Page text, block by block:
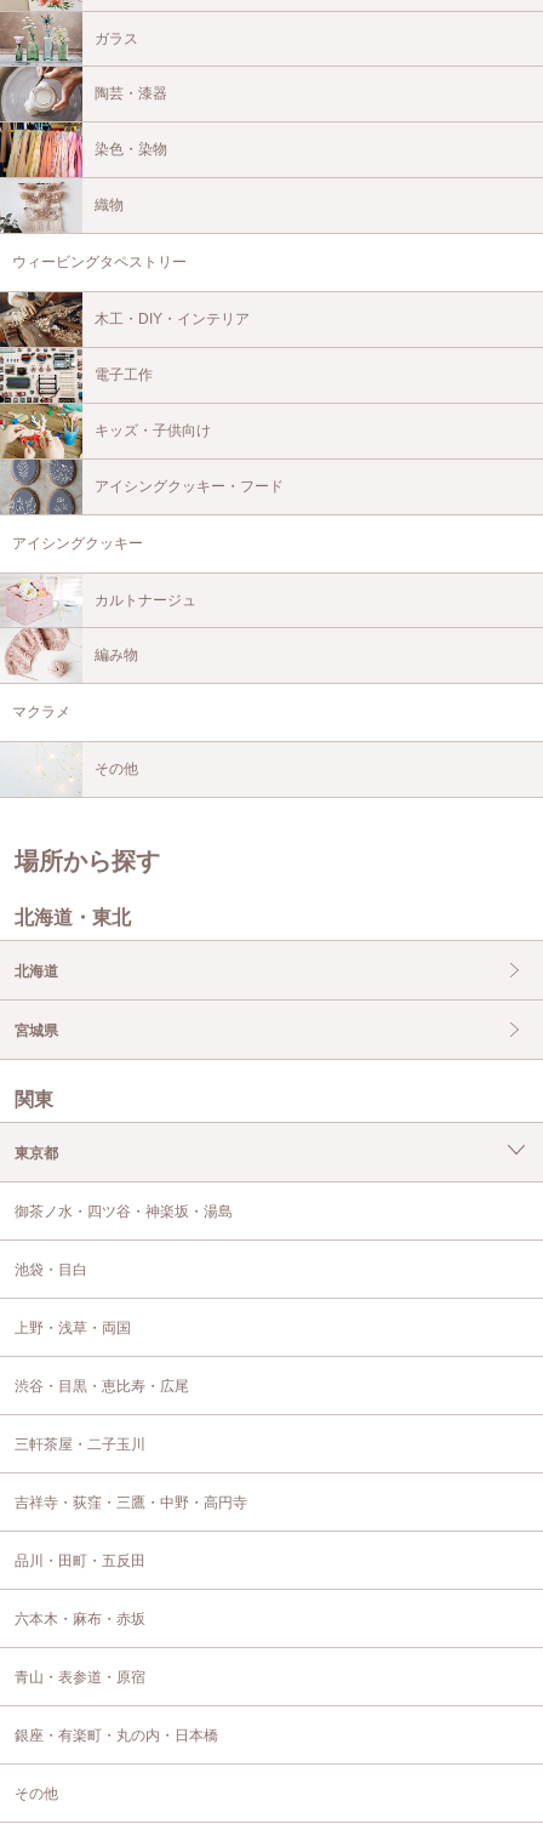
ガラス
陶芸・漆器
染色・染物
織物
ウィービングタペストリー
木工・DIY・インテリア
電子工作
キッズ・子供向け
アイシングクッキー・フード
アイシングクッキー
カルトナージュ
編み物
マクラメ
その他
場所から探す
北海道・東北
北海道
宮城県
関東
東京都
御茶ノ水・四ツ谷・神楽坂・湯島
池袋・目白
上野・浅草・両国
渋谷・目黒・恵比寿・広尾
三軒茶屋・二子玉川
吉祥寺・荻窪・三鷹・中野・高円寺
品川・田町・五反田
六本木・麻布・赤坂
青山・表参道・原宿
銀座・有楽町・丸の内・日本橋
その他